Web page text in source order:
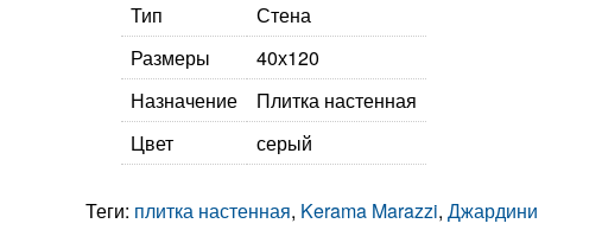
Тип
Стена
Размеры
40х120
Назначение
Плитка настенная
Цвет
серый
Теги: плитка настенная, Kerama Marazzi, Джардини